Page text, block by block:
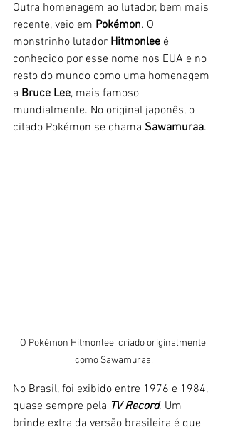
Outra homenagem ao lutador, bem mais
recente, veio em Pokémon. O
monstrinho lutador Hitmonlee é
conhecido por esse nome nos EUA e no
resto do mundo como uma homenagem
a Bruce Lee, mais famoso
mundialmente. No original japonês, o
citado Pokémon se chama Sawamuraa.
O Pokémon Hitmonlee, criado originalmente
como Sawamuraa.
No Brasil, foi exibido entre 1976 e 1984,
quase sempre pela TV Record. Um
brinde extra da versão brasileira é que